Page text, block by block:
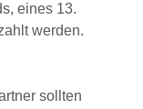
eines 13.
werden.
sollten